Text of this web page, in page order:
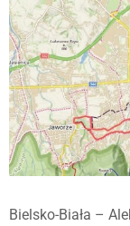
Bielsko-Biała –